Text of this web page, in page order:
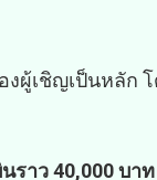
ผู้เชิญเป็นหลัก
ราว 40,000 บาท